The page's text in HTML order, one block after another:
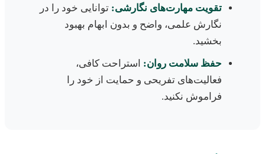
تقویت مهارت‌های نگارشی: توانایی خود را در
نگارش علمی، واضح و بدون ابهام بهبود
بخشید.
حفظ سلامت روان: استراحت کافی،
فعالیت‌های تفریحی و حمایت از خود را
فراموش نکنید.